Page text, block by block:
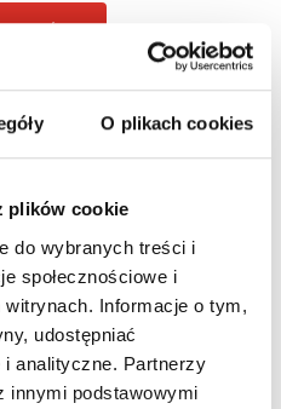
O plikach cookies
plików cookie
do wybranych treści i
społecznościowe i
Informacje o tym,
udostępniać
i analityczne. Partnerzy
innymi podstawowymi